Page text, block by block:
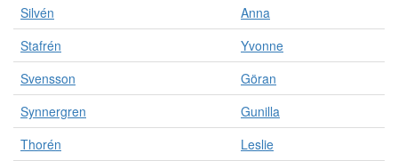
Silvén
Anna
Stafrén
Yvonne
Svensson
Göran
Synnergren
Gunilla
Thorén
Leslie